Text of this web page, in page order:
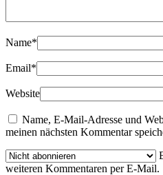
Name*
Email*
Website
Name, E-Mail-Adresse und
meinen nächsten Kommentar
weiteren Kommentaren per E-Mail.